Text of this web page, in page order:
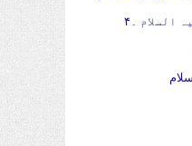
السلام ۔۴